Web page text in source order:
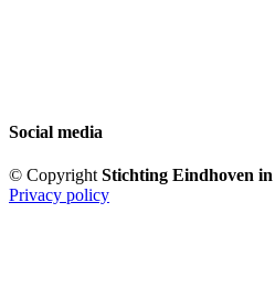
Social media
© CopyrightStichting Eindhoven in
Privacy policy